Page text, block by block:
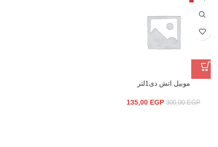
موبيل اتش دى1لتر
300,00EGP
135,00 EGP